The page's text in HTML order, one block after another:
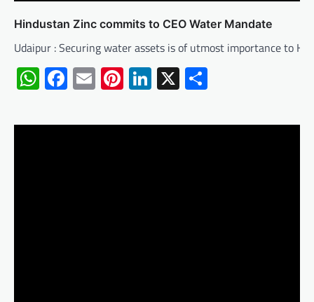
Hindustan Zinc commits to CEO Water Mandate
Udaipur : Securing water assets is of utmost importance to
WhatsApp
Facebook
EmailPinterest
LinkedIn
X